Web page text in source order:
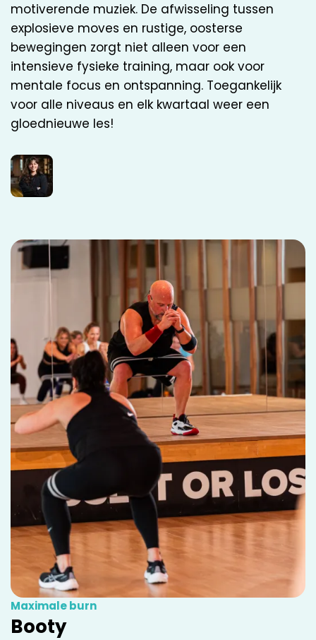
motiverende muziek. De afwisseling tussen
explosieve moves en rustige, oosterse
bewegingen zorgt niet alleen voor een
intensieve fysieke training, maar ook voor
mentale focus en ontspanning. Toegankelijk
voor alle niveaus en elk kwartaal weer een
gloednieuwe les!
Maximale burn
Booty